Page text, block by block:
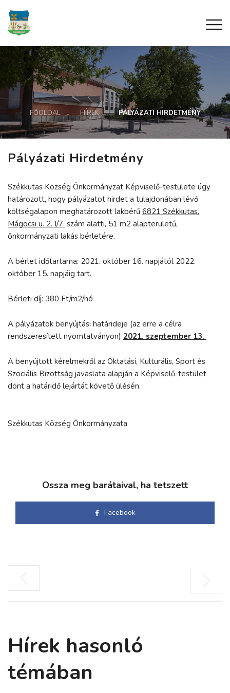
FŐOLDAL HÍREK PÁLYÁZATI HIRDETMÉNY
Pályázati Hirdetmény
Székkutas Község Önkormányzat Képviselő-testülete úgy
határozott, hogy pályázatot hirdet a tulajdonában lévő
költségalapon meghatározott lakbérű 6821 Székkutas,
Mágocsi u. 2. I/7. szám alatti, 51 m2 alapterületű,
önkormányzati lakás bérletére.
A bérlet időtartama: 2021. október 16. napjától 2022.
október 15. napjáig tart.
Bérleti díj: 380 Ft/m2/hó
A pályázatok benyújtási határideje (az erre a célra
rendszeresített nyomtatványon) 2021. szeptember 13.
A benyújtott kérelmekről az Oktatási, Kulturális, Sport és
Szociális Bizottság javaslata alapján a Képviselő-testület
dönt a határidő lejártát követő ülésén.
Székkutas Község Önkormányzata
Ossza meg barátaival, ha tetszett
Facebook
Hírek hasonló
témában